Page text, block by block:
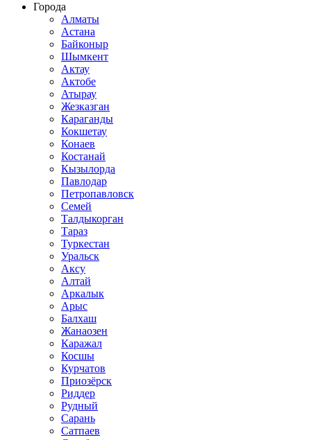
Города
Алматы
Астана
Байконыр
Шымкент
Актау
Актобе
Атырау
Жезказган
Караганды
Кокшетау
Конаев
Костанай
Кызылорда
Павлодар
Петропавловск
Семей
Талдыкорган
Тараз
Туркестан
Уральск
Аксу
Алтай
Аркалык
Арыс
Балхаш
Жанаозен
Каражал
Косшы
Курчатов
Приозёрск
Риддер
Рудный
Сарань
Сатпаев